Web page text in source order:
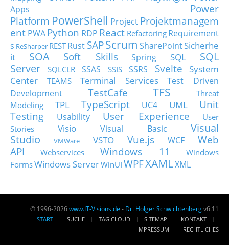
Apps
Power
Platform PowerShell Project Projektmanagem
ent PWA Python RDP React Refactoring Requirement
s ReSharper RESTRust SAPScrum SharePointSicherhe
it
SOA Soft Skills Spring SQL
SQL
Server
SQLCLR SSAS SSIS SSRS Svelte
System
Center
TEAMS Terminal Services
Test Driven
Development
TestCafe TFS
Threat
Modeling
TPL TypeScript UC4 UML
Unit
Testing
Usability User Experience
User
Stories
Visio Visual Basic
Visual
Studio
VMWare VSTO Vue.js WCF
Web
API
Webservices Windows 11
Windows
FormsWindows ServerWinUI WPFXAMLXML
© 1996-2026www.IT-Visions.de - Dr. Holger Schwichtenbergv6.11
START SUCHE TAG CLOUD SITEMAP
KONTAKT
IMPRESSUM
RECHTLICHES